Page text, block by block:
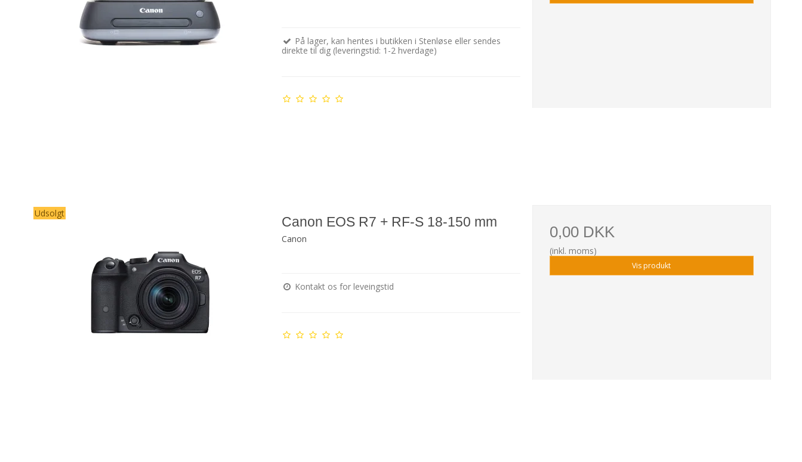
På lager, kan hentes i butikken i Stenløse eller sendes
direkte til dig (leveringstid: 1-2 hverdage)
Udsolgt
Canon EOS R7 + RF-S 18-150 mm
Canon
Kontakt os for leveingstid
0,00 DKK
(inkl. moms)
Vis produkt